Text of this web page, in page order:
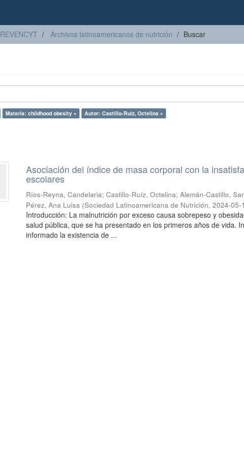
REVENCYT Archivos latinoamericanos de nutrición Buscar
Materia: childhood obesity × Autor: Castillo-Ruíz, Octelina ×
Asociación del índice de masa corporal con la
escolares
Ríos-Reyna, Candelaria;Castillo-Ruíz, Octelina;Alemán-Castillo,
Pérez, Ana Luisa (Sociedad Latinoamericana de Nutrición,2024-05-
Introducción: La malnutrición por exceso causa sobrepeso y
salud pública, que se ha presentado en los primeros años de vida.
informado la existencia de ...